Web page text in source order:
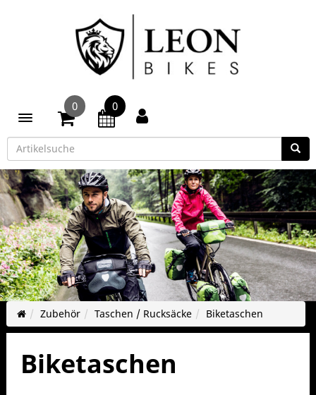
Toggle navigation
0 0
Zubehör Taschen / Rucksäcke Biketaschen
Biketaschen